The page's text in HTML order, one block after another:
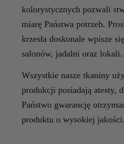
kolorystycznych pozwali
miarę Państwa potrzeb.
krzesła doskonale wpisze
salonów, jadalni oraz lokali.
Wszystkie nasze tkaniny
produkcji posiadają atesty,
Państwo gwarancję
produktu o wysokiej jakości.